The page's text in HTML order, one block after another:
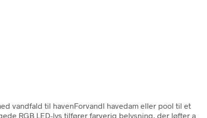
vandfald til havenForvandl havedam eller pool til et
RGB LED-lys tilfører farverig belysning, der løfter a